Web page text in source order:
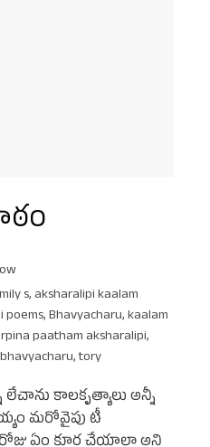
s, aksharalipi kaalam
poems,Bhavyacharu,kaalam
paatham aksharalipi,
,tory
కాలకృత్యాలు అన్నీ
మరోవైపు టీ